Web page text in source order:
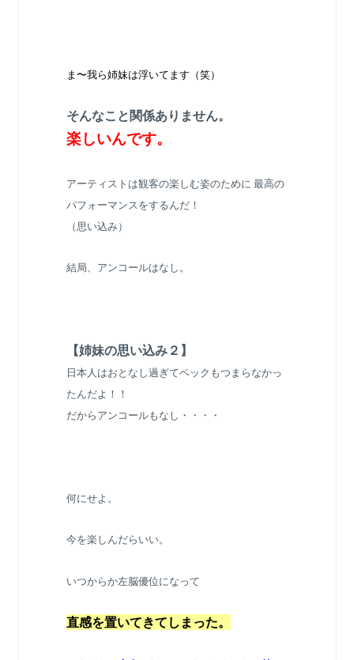
ま〜我ら姉妹は浮いてます（笑）
そんなこと関係ありません。
楽しいんです。
アーティストは観客の楽しむ姿のために 最高の
パフォーマンスをするんだ！
（思い込み）
結局、アンコールはなし。
【姉妹の思い込み２】
日本人はおとなし過ぎてベックもつまらなかっ
たんだよ！！
だからアンコールもなし・・・・
何にせよ。
今を楽しんだらいい。
いつからか左脳優位になって
直感を置いてきてしまった。